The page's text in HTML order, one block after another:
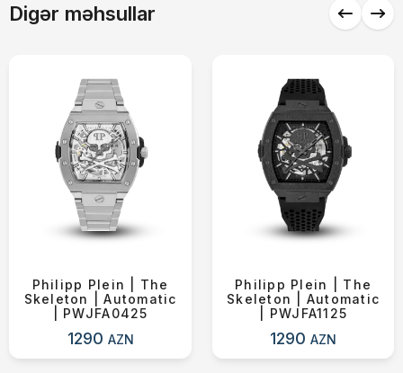
Digər məhsullar
Philipp Plein | The
Skeleton | Automatic
| PWJFA0425
1290 AZN
Philipp Plein | The
Skeleton | Automatic
| PWJFA1125
1290AZN